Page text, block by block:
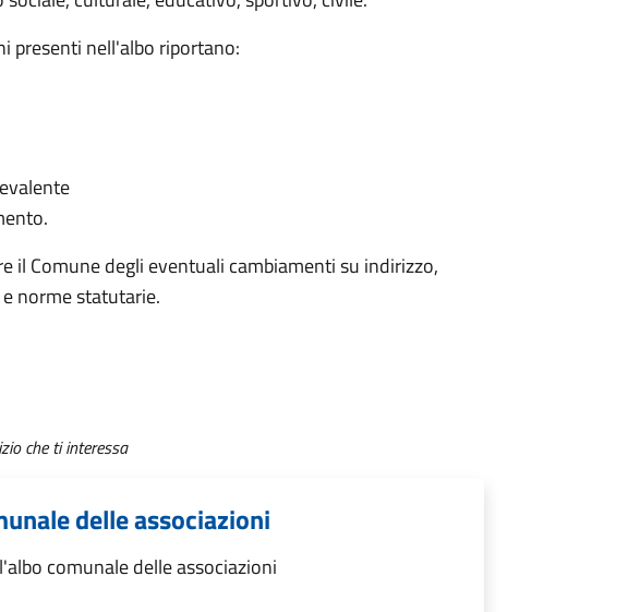
presenti nell'albo riportano:
il Comune degli eventuali cambiamenti su indirizzo,
norme statutarie.
che ti interessa
delle associazioni
comunale delle associazioni